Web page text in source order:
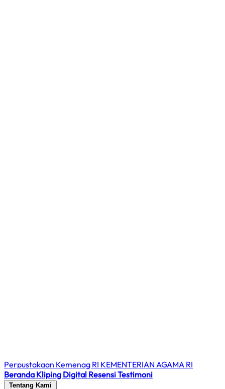
Perpustakaan Kemenag RI KEMENTERIAN AGAMA RI
Beranda Kliping Digital ResensiTestimoni
Tentang Kami